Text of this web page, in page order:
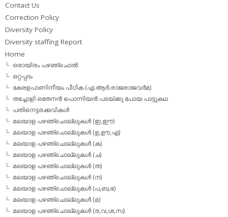
Contact Us
Correction Policy
Diversity Policy
Diversity staffing Report
Home
ഒരായിരം പഴഞ്ചൊല്‍
ഒറ്റപ്പദം
കേരളപാണിനീയം പീഠിക (എ.ആര്‍.രാജരാജവര്‍മ)
തച്ചോളി ഒതേനൻ പൊന്നിയൻ പടയ്‌ക്കു പോയ പാട്ടുകഥ
പതിനെട്ടരക്കവികള്‍
മലയാള പഴഞ്ചൊല്ലുകള്‍ (ഇ,ഈ)
മലയാള പഴഞ്ചൊല്ലുകള്‍ (ഉ,ഊ,എ)
മലയാള പഴഞ്ചൊല്ലുകള്‍ (ക)
മലയാള പഴഞ്ചൊല്ലുകള്‍ (ച)
മലയാള പഴഞ്ചൊല്ലുകള്‍ (ത)
മലയാള പഴഞ്ചൊല്ലുകള്‍ (ന)
മലയാള പഴഞ്ചൊല്ലുകള്‍ (പ,ബ,ഭ)
മലയാള പഴഞ്ചൊല്ലുകള്‍ (മ)
മലയാള പഴഞ്ചൊല്ലുകള്‍ (ര,വ,ശ,സ)